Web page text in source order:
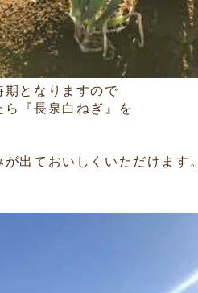
期となりますので
『長泉白ねぎ』を
出ておいしくいただけます。